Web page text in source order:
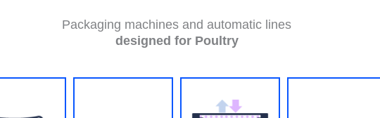
Packaging machines and automatic lines
designed for Poultry